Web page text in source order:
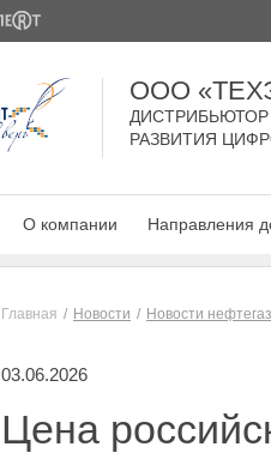
ООО
РАЗВИТИЯ
О компании Направления
Главная Новости Новости
03.06.2026
Цена